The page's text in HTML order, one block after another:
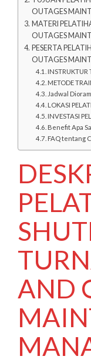
OUTAGES
MATERI
OUTAGES
PESERTA
OUTAGES
INSTRUKTUR
METODE
Jadwal
LOKASI
INVESTASI
Benefit Apa
FAQ tentang
AND